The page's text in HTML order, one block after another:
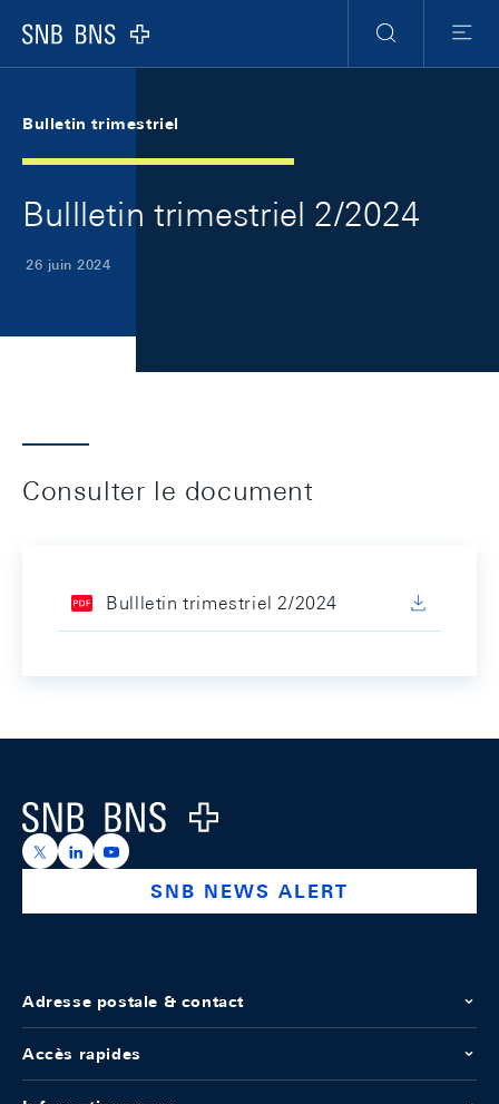
Logo
RechercheMenu
Bulletin trimestriel
Bullletin trimestriel 2/2024
26 juin 2024
Consulter le document
Bullletin trimestriel 2/2024
Logo
https://x.com/snb_bns
https://ch.linkedin.com/company/swiss-national-
https://www.youtube.com/@swissnationalbank
SNB NEWS ALERT
Adresse postale & contact
Accès rapides